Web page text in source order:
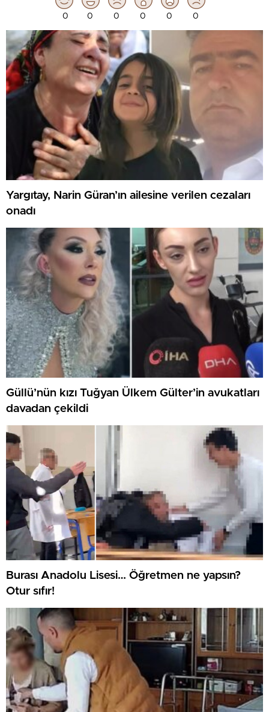
0 0 0 0 0 0
Yargıtay, Narin Güran’ın ailesine verilen cezaları
onadı
Güllü’nün kızı Tuğyan Ülkem Gülter’in avukatları
davadan çekildi
Burası Anadolu Lisesi… Öğretmen ne yapsın?
Otur sıfır!